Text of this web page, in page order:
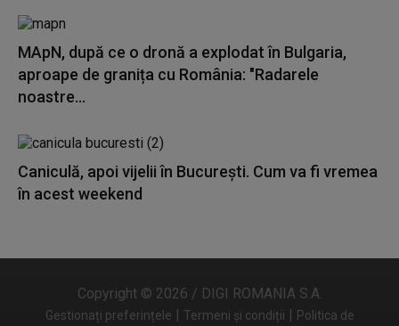
MApN, după ce o dronă a explodat în Bulgaria,
aproape de granița cu România: "Radarele
noastre...
Caniculă, apoi vijelii în București. Cum va fi vremea
în acest weekend
Copyright © 2026 / DIGI ROMANIA S.A.
Gestionați preferințele | Termeni și condiții | Politica de